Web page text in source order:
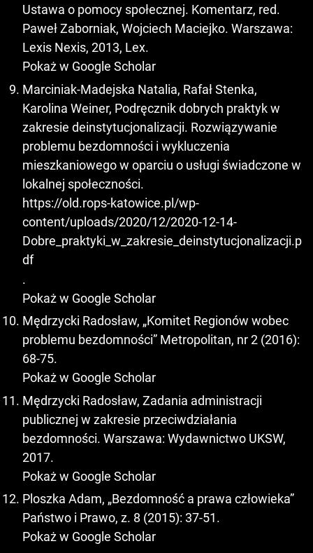
Ustawa o pomocy społecznej. Komentarz, red.
Paweł Zaborniak, Wojciech Maciejko. Warszawa:
Lexis Nexis, 2013, Lex.
Pokaż w Google Scholar
Marciniak-Madejska Natalia, Rafał Stenka,
Karolina Weiner, Podręcznik dobrych praktyk w
zakresie deinstytucjonalizacji. Rozwiązywanie
problemu bezdomności i wykluczenia
mieszkaniowego w oparciu o usługi świadczone w
lokalnej społeczności.
https://old.rops-katowice.pl/wp-
content/uploads/2020/12/2020-12-14-
Dobre_praktyki_w_zakresie_deinstytucjonalizacji.p
df
.
Pokaż w Google Scholar
Mędrzycki Radosław, „Komitet Regionów wobec
problemu bezdomności” Metropolitan, nr 2 (2016):
68-75.
Pokaż w Google Scholar
Mędrzycki Radosław, Zadania administracji
publicznej w zakresie przeciwdziałania
bezdomności. Warszawa: Wydawnictwo UKSW,
2017.
Pokaż w Google Scholar
Ploszka Adam, „Bezdomność a prawa człowieka”
Państwo i Prawo, z. 8 (2015): 37-51.
Pokaż w Google Scholar